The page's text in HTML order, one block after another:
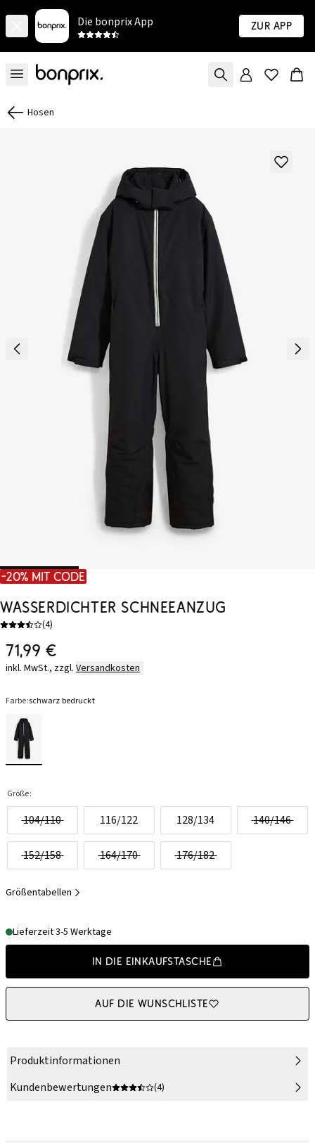
Die bonprix App Zur App
Hosen
-20% mit Code
Wasserdichter Schneeanzug
(4)
71,99 €
inkl. MwSt., zzgl. Versandkosten
Farbe:schwarz bedruckt
Größe:
104/110 116/122 128/134 140/146
152/158 164/170 176/182
Größentabellen
Lieferzeit 3-5 Werktage
In die Einkaufstasche
Auf die Wunschliste
Produktinformationen
Kundenbewertungen
(4)